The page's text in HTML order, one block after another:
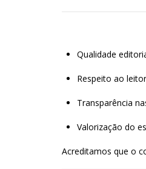
Qualidade
Respeito ao leitor
Transparência
Valorização do
Acreditamos que o